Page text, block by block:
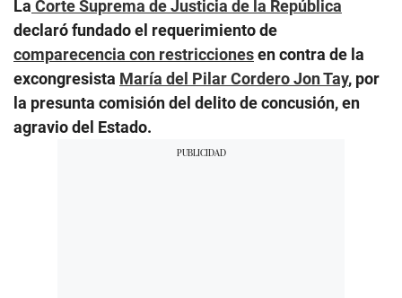
La Corte Suprema de Justicia de la República
declaró fundado el requerimiento de
comparecencia con restriccionesen contra de la
excongresista María del Pilar Cordero Jon Tay, por
la presunta comisión del delito de concusión, en
agravio del Estado.